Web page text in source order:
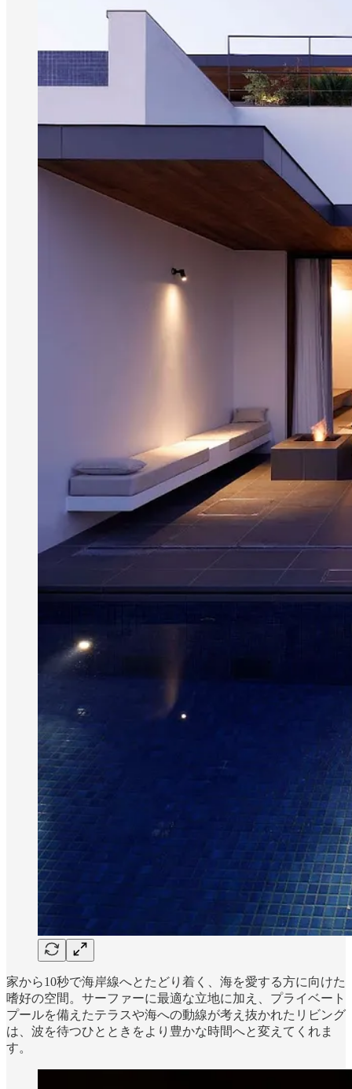
家から10秒で海岸線へとたどり着く、海を愛する方に向けた
嗜好の空間。サーファーに最適な立地に加え、プライベート
プールを備えたテラスや海への動線が考え抜かれたリビング
は、波を待つひとときをより豊かな時間へと変えてくれま
す。